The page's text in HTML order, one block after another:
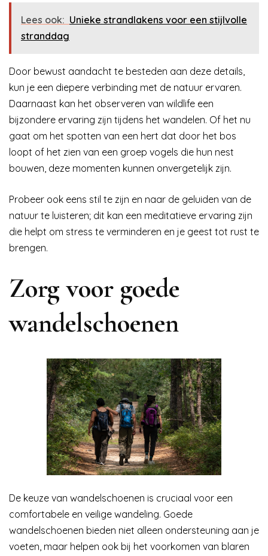
Lees ook: Unieke strandlakens voor een stijlvolle
stranddag
Door bewust aandacht te besteden aan deze details,
kun je een diepere verbinding met de natuur ervaren.
Daarnaast kan het observeren van wildlife een
bijzondere ervaring zijn tijdens het wandelen. Of het nu
gaat om het spotten van een hert dat door het bos
loopt of het zien van een groep vogels die hun nest
bouwen, deze momenten kunnen onvergetelijk zijn.
Probeer ook eens stil te zijn en naar de geluiden van de
natuur te luisteren; dit kan een meditatieve ervaring zijn
die helpt om stress te verminderen en je geest tot rust te
brengen.
Zorg voor goede
wandelschoenen
De keuze van wandelschoenen is cruciaal voor een
comfortabele en veilige wandeling. Goede
wandelschoenen bieden niet alleen ondersteuning aan je
voeten, maar helpen ook bij het voorkomen van blaren